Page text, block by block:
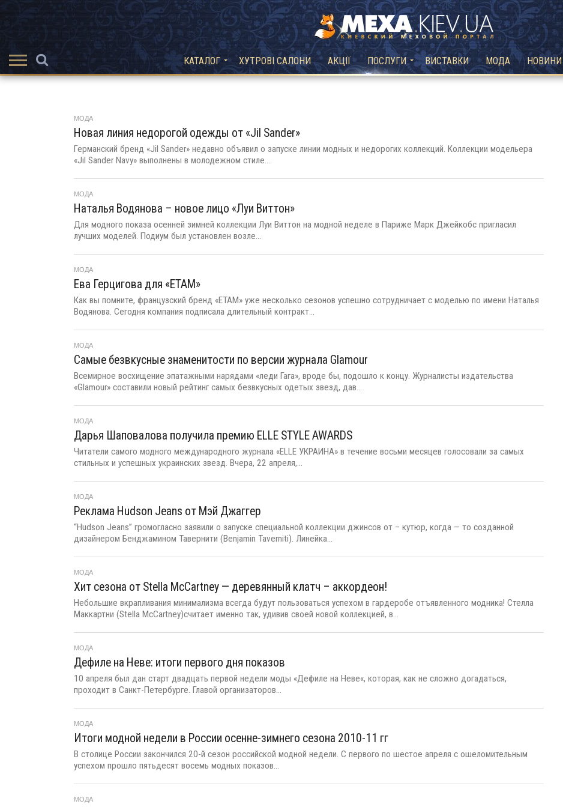
КАТАЛОГ ХУТРОВІ САЛОНИ АКЦІЇ ПОСЛУГИ ВИСТАВКИ МОДА НОВИНИ
МОДА
Новая линия недорогой одежды от «Jil Sander»
Германский бренд «Jil Sander» недавно объявил о запуске линии модных и недорогих коллекций. Коллекции модельера
«Jil Sander Navy» выполнены в молодежном стиле....
МОДА
Наталья Водянова – новое лицо «Луи Виттон»
Для модного показа осенней зимней коллекции Луи Виттон на модной неделе в Париже Марк Джейкобс пригласил
лучших моделей. Подиум был установлен возле...
МОДА
Ева Герцигова для «ETAM»
Как вы помните, французский бренд «ETAM» уже несколько сезонов успешно сотрудничает с моделью по имени Наталья
Водянова. Сегодня компания подписала длительный контракт...
МОДА
Самые безвкусные знаменитости по версии журнала Glamour
Всемирное восхищение эпатажными нарядами «леди Гага», вроде бы, подошло к концу. Журналисты издательства
«Glamour» составили новый рейтинг самых безвкусных одетых звезд, дав...
МОДА
Дарья Шаповалова получила премию ELLE STYLE AWARDS
Читатели самого модного международного журнала «ELLE УКРАИНА» в течение восьми месяцев голосовали за самых
стильных и успешных украинских звезд. Вчера, 22 апреля,...
МОДА
Реклама Hudson Jeans от Мэй Джаггер
“Hudson Jeans” громогласно заявили о запуске специальной коллекции джинсов от – кутюр, когда — то созданной
дизайнером Бенджамином Тавернити (Benjamin Taverniti). Линейка...
МОДА
Хит сезона от Stella McCartney — деревянный клатч – аккордеон!
Небольшие вкрапливания минимализма всегда будут пользоваться успехом в гардеробе отъявленного модника! Стелла
Маккартни (Stella McCartney)считает именно так, удивив своей новой коллекцией, в...
МОДА
Дефиле на Неве: итоги первого дня показов
10 апреля был дан старт двадцать первой недели моды «Дефиле на Неве«, которая, как не сложно догадаться,
проходит в Санкт-Петербурге. Главой организаторов...
МОДА
Итоги модной недели в России осенне-зимнего сезона 2010-11 гг
В столице России закончился 20-й сезон российской модной недели. С первого по шестое апреля с ошеломительным
успехом прошло пятьдесят восемь модных показов...
МОДА